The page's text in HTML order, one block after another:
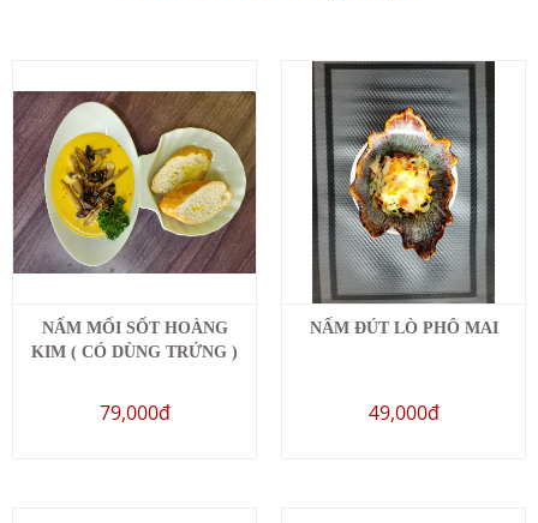
NẤM MỐI SỐT HOÀNG
KIM ( CÓ DÙNG TRỨNG )
79,000đ
NẤM ĐÚT LÒ PHÔ MAI
49,000đ